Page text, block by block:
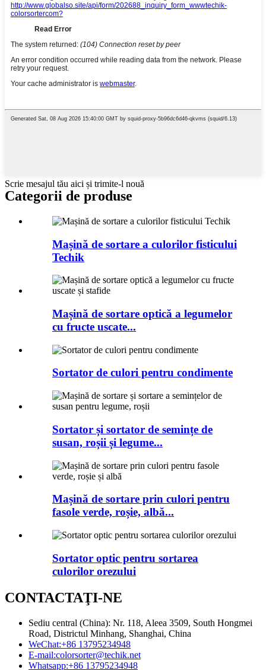
Scrie mesajul tău aici și trimite-l nouă
Categorii de produse
Mașină de sortare a culorilor fisticului
Techik
Mașină de sortare optică a legumelor
cu fructe uscate...
Sortator de culori pentru condimente
Sortator și sortator de semințe de
susan, roșii și legume...
Mașină de sortare prin culori pentru
fasole verde, roșie, albă...
Sortator optic pentru sortarea
culorilor orezului
CONTACTAŢI-NE
Sediu central (China): Nr. 118, Aleea 3509, South Hongmei
Road, Districtul Minhang, Shanghai, China
WeChat:+86 13795234948
E-mail:colorsorter@techik.net
Whatsapp:+86 13795234948